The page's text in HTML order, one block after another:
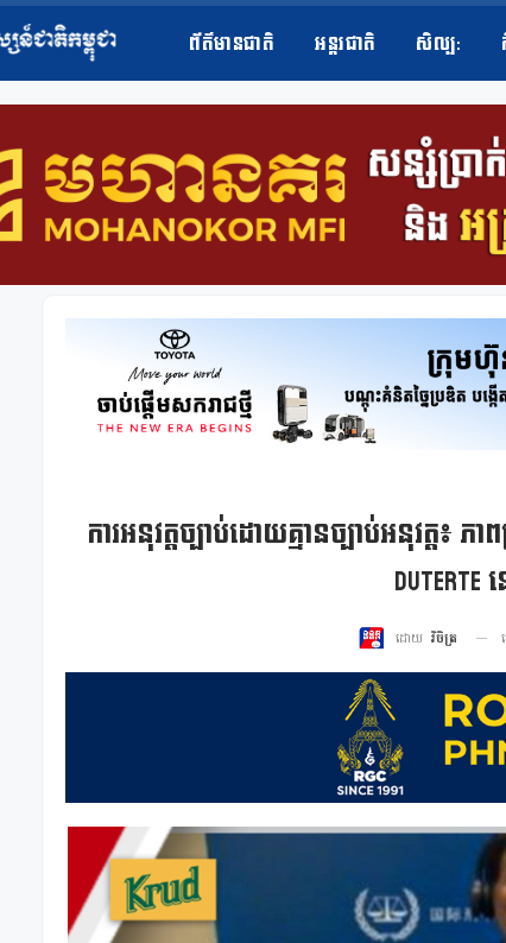
ព័ត៌មានជាតិ អន្តរជាតិ សិល្ប​:
ការអនុវត្តច្បាប់ដោយគ្មានច្បាប់អនុវត្ត៖
Duterte ន
ដោយ វិចិត្រ